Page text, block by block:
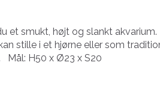
et smukt, højt og slankt
stille i et hjørne eller som
Mål: H50 x Ø23 x S20